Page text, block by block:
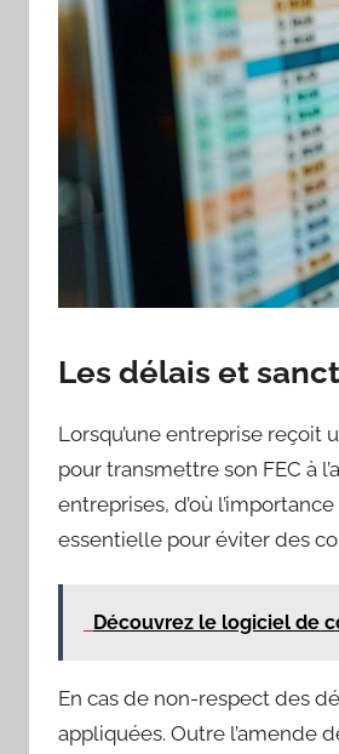
Les délais et
Lorsqu’une entreprise reçoit
pour transmettre son FEC à
entreprises, d’où
essentielle pour éviter des
Découvrez le logiciel de
En cas de non-respect des
appliquées. Outre l’amende